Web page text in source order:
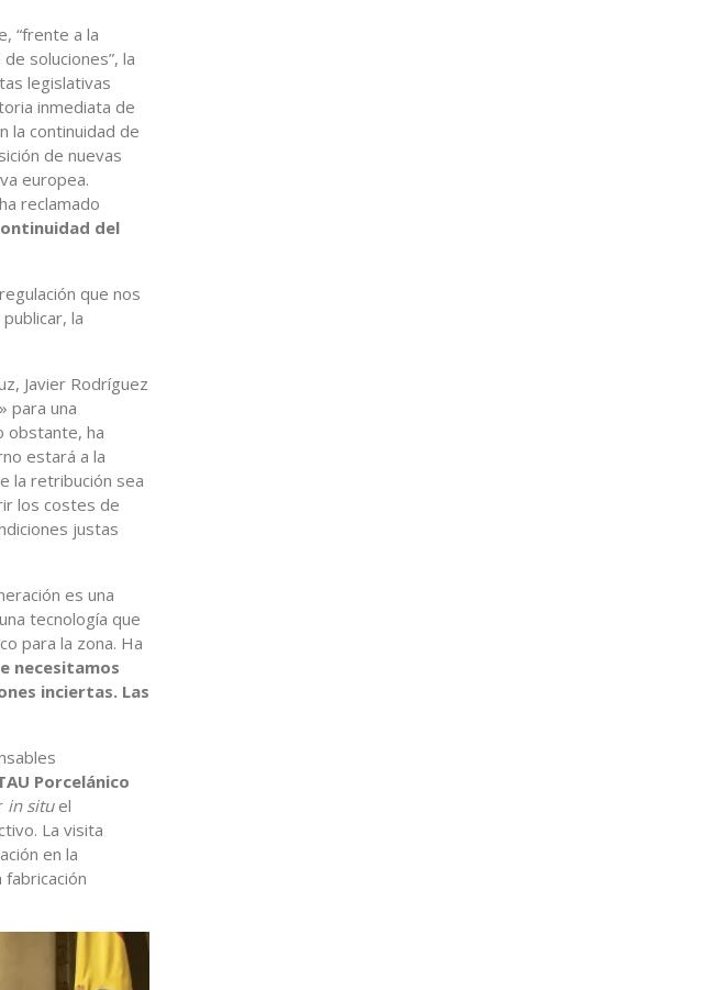
“frente a la
soluciones”, la
legislativas
inmediata de
la continuidad de
de nuevas
europea.
reclamado
del
que nos
la
Javier Rodríguez
para una
obstante, ha
estará a la
la retribución sea
los costes de
justas
es una
tecnología que
para la zona. Ha
necesitamos
inciertas. Las
Porcelánico
in situel
La visita
en la